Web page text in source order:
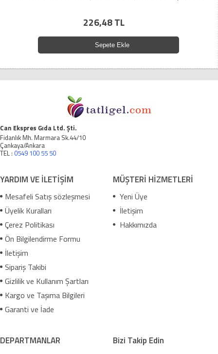
226,48 TL
Sepete Ekle
Can Ekspres Gıda Ltd. Şti.
Fidanlık Mh. Marmara Sk.44/10
Çankaya/Ankara
TEL : 0549 100 55 50
YARDIM VE İLETİŞİM
Mesafeli Satış sözleşmesi
Üyelik Kuralları
Çerez Politikası
Ön Bilgilendirme Formu
İletişim
Sipariş Takibi
Gizlilik ve Kullanım Şartları
Kargo ve Taşıma Bilgileri
Garanti ve İade
MÜŞTERİ HİZMETLERİ
Yeni Üye
İletişim
Hakkımızda
DEPARTMANLAR Bizi Takip Edin